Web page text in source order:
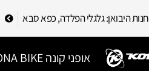
חנות היבואן: גלגלי הפלדה, כפא סבא
אופני קונה KONA BIKE